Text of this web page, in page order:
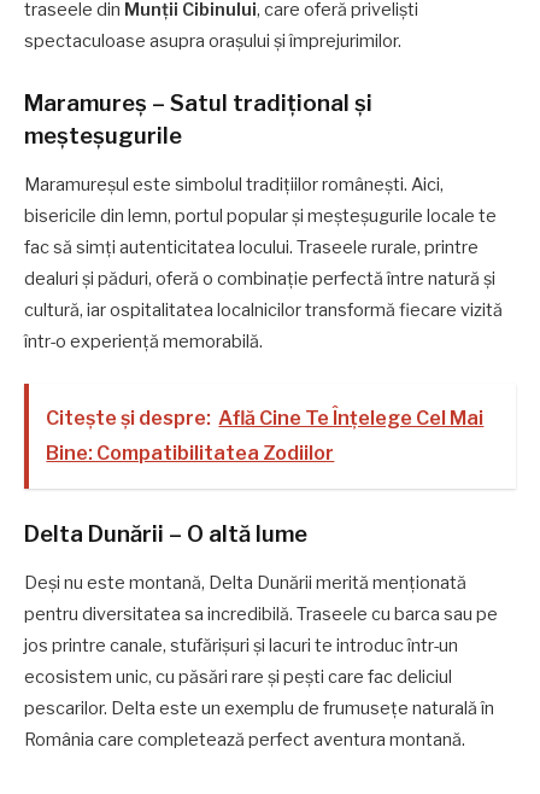
traseele din Munții Cibinului, care oferă priveliști
spectaculoase asupra orașului și împrejurimilor.
Maramureș – Satul tradițional și
meșteșugurile
Maramureșul este simbolul tradițiilor românești. Aici,
bisericile din lemn, portul popular și meșteșugurile locale te
fac să simți autenticitatea locului. Traseele rurale, printre
dealuri și păduri, oferă o combinație perfectă între natură și
cultură, iar ospitalitatea localnicilor transformă fiecare vizită
într-o experiență memorabilă.
Citește și despre: Află Cine Te Înțelege Cel Mai
Bine: Compatibilitatea Zodiilor
Delta Dunării – O altă lume
Deși nu este montană, Delta Dunării merită menționată
pentru diversitatea sa incredibilă. Traseele cu barca sau pe
jos printre canale, stufărișuri și lacuri te introduc într-un
ecosistem unic, cu păsări rare și pești care fac deliciul
pescarilor. Delta este un exemplu de frumusețe naturală în
România care completează perfect aventura montană.